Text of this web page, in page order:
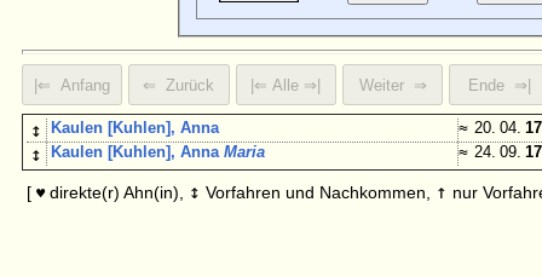
↕ Kaulen [Kuhlen], Anna ≈ 20. 04.
↕ Kaulen [Kuhlen], AnnaMaria ≈ 24. 09.
[ ♥ direkte(r) Ahn(in), ↕ Vorfahren und Nachkommen, ↑ nur